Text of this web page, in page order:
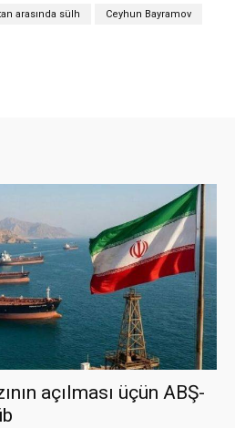
arasında sülh Ceyhun Bayramov
açılması üçün ABŞ-